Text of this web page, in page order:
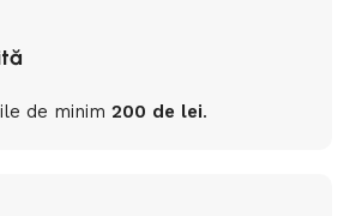
de minim200 de lei.